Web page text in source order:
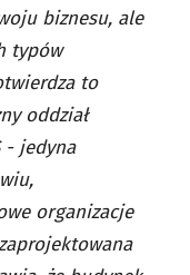
biznesu, ale
typów
to
oddział
- jedyna
organizacje